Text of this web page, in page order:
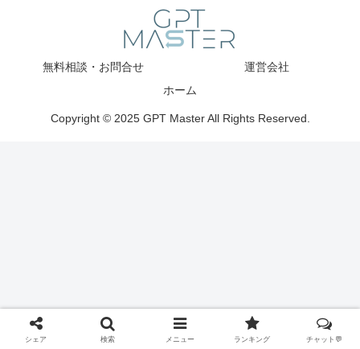
無料相談・お問合せ
運営会社
ホーム
Copyright © 2025 GPT Master All Rights Reserved.
シェア 検索 メニュー ランキング チャット💬